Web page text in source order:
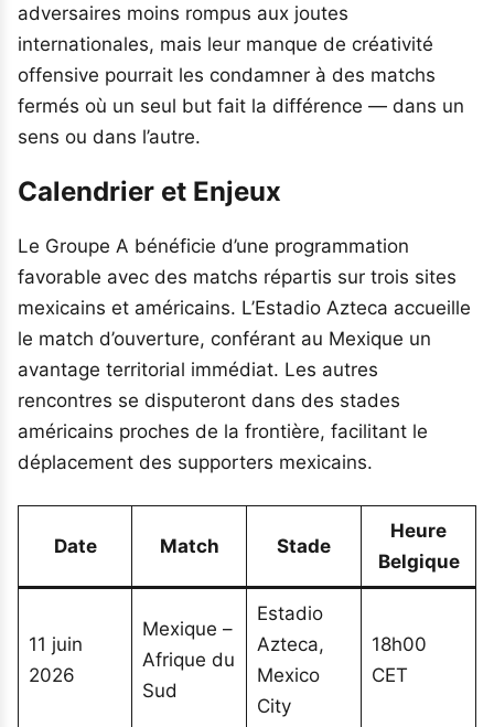
adversaires moins rompus aux joutes
internationales, mais leur manque de créativité
offensive pourrait les condamner à des matchs
fermés où un seul but fait la différence — dans un
sens ou dans l’autre.
Calendrier et Enjeux
Le Groupe A bénéficie d’une programmation
favorable avec des matchs répartis sur trois sites
mexicains et américains. L’Estadio Azteca accueille
le match d’ouverture, conférant au Mexique un
avantage territorial immédiat. Les autres
rencontres se disputeront dans des stades
américains proches de la frontière, facilitant le
déplacement des supporters mexicains.
Date Match Stade
Heure
Belgique
11 juin
2026
Mexique –
Afrique du
Sud
Estadio
Azteca,
Mexico
City
18h00
CET